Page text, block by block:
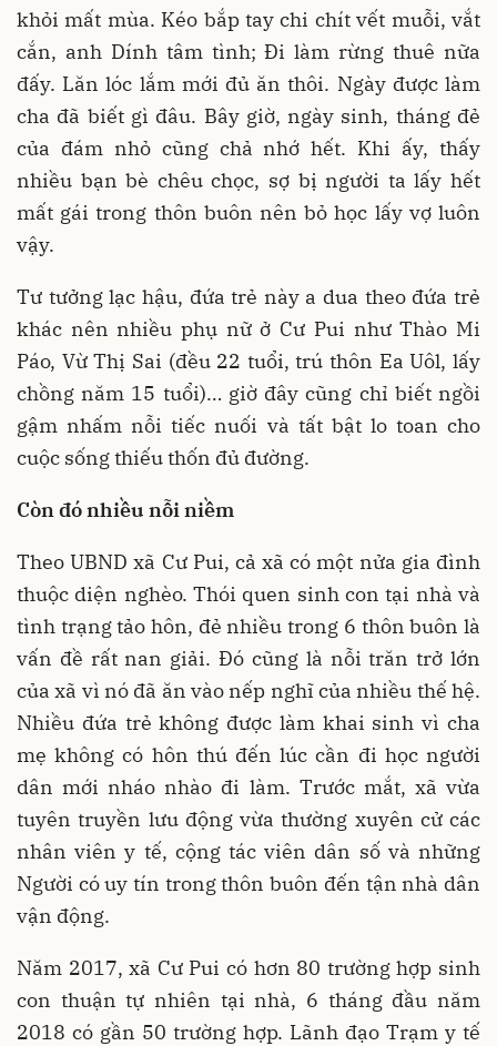
khỏi mất mùa. Kéo bắp tay chi chít vết muỗi, vắt
cắn, anh Dính tâm tình; Đi làm rừng thuê nữa
đấy. Lăn lóc lắm mới đủ ăn thôi. Ngày được làm
cha đã biết gì đâu. Bây giờ, ngày sinh, tháng đẻ
của đám nhỏ cũng chả nhớ hết. Khi ấy, thấy
nhiều bạn bè chêu chọc, sợ bị người ta lấy hết
mất gái trong thôn buôn nên bỏ học lấy vợ luôn
vậy.
Tư tưởng lạc hậu, đứa trẻ này a dua theo đứa trẻ
khác nên nhiều phụ nữ ở Cư Pui như Thào Mi
Páo, Vừ Thị Sai (đều 22 tuổi, trú thôn Ea Uôl, lấy
chồng năm 15 tuổi)… giờ đây cũng chỉ biết ngồi
gậm nhấm nỗi tiếc nuối và tất bật lo toan cho
cuộc sống thiếu thốn đủ đường.
Còn đó nhiều nỗi niềm
Theo UBND xã Cư Pui, cả xã có một nửa gia đình
thuộc diện nghèo. Thói quen sinh con tại nhà và
tình trạng tảo hôn, đẻ nhiều trong 6 thôn buôn là
vấn đề rất nan giải. Đó cũng là nỗi trăn trở lớn
của xã vì nó đã ăn vào nếp nghĩ của nhiều thế hệ.
Nhiều đứa trẻ không được làm khai sinh vì cha
mẹ không có hôn thú đến lúc cần đi học người
dân mới nháo nhào đi làm. Trước mắt, xã vừa
tuyên truyền lưu động vừa thường xuyên cử các
nhân viên y tế, cộng tác viên dân số và những
Người có uy tín trong thôn buôn đến tận nhà dân
vận động.
Năm 2017, xã Cư Pui có hơn 80 trường hợp sinh
con thuận tự nhiên tại nhà, 6 tháng đầu năm
2018 có gần 50 trường hợp. Lãnh đạo Trạm y tế